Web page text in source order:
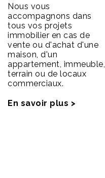
Nous vous
accompagnons dans
tous vos projets
immobilier en cas de
vente ou d'achat d'une
maison, d'un
appartement, immeuble,
terrain ou de locaux
commerciaux.
En savoir plus >